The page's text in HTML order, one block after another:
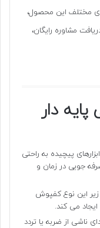
مختلف این محصول،
مشاوره رایگان،
دار
پیچیده به راحتی
جویی در زمان و
زیر این نوع کفپوش
می کند.
43 میل صدای ناشی از ضربه یا تردد